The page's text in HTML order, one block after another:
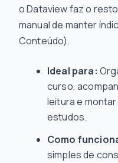
o Dataview faz o
manual de manter
Conteúdo).
Ideal para:
curso,
leitura e
estudos.
Como
simples de